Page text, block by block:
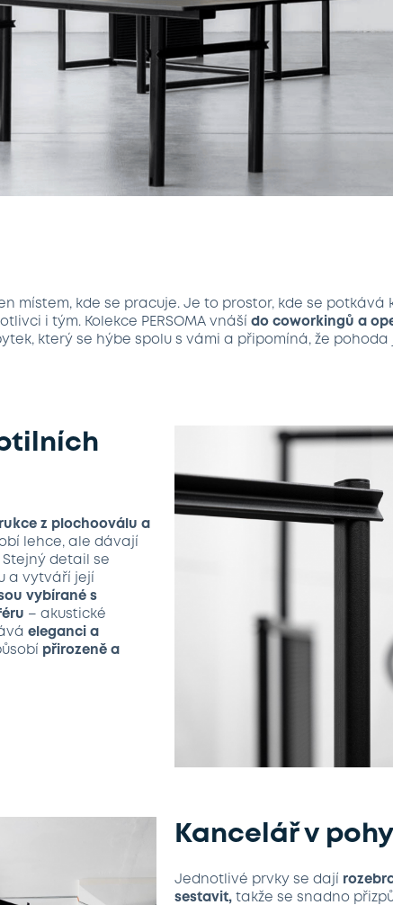
místem, kde se pracuje. Je to prostor, kde se potkává
i tým. Kolekce PERSOMA vnáší do coworkingů a
který se hýbe spolu s vámi a připomíná, že pohoda
z plochooválu a
lehce, ale dávají
detail se
a vytváří její
vybírané s
– akustické
eleganci a
přirozeně a
Kancelář v
Jednotlivé prvky se dají
sestavit, takže se snadno